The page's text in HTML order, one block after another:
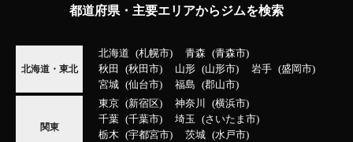
都道府県・主要エリアからジムを検索
北海道・東北
北海道 札幌市 青森
青森市
秋田
秋田市 山形 山形市 岩手
盛岡市
宮城
仙台市 福島 郡山市
関東
東京 新宿区 神奈川
横浜市
千葉
千葉市 埼玉
さいたま市
栃木
宇都宮市 茨城
水戸市